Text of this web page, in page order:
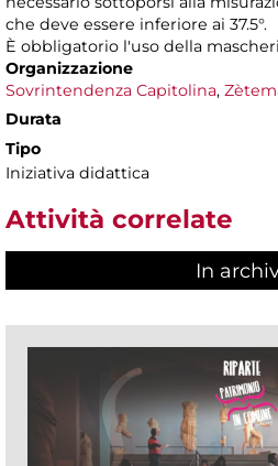
che deve essere inferiore ai 37.5°.
È obbligatorio l'uso della
Organizzazione
Sovrintendenza Capitolina,
Durata
Tipo
Iniziativa didattica
Attività correlate
In